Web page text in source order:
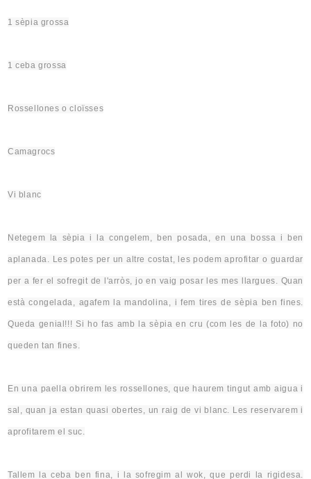
1 sèpia grossa
1 ceba grossa
Rossellones ocloïsses
Camagrocs
Vi blanc
Netegem la sèpia i la congelem, ben posada, en una bossa i ben
aplanada. Les potes per un altre costat, les podem aprofitar o guardar
per a fer el sofregit de l'arròs, jo en vaig posar les mes llargues. Quan
està congelada, agafem la mandolina, i fem tires de sèpia ben fines.
Queda genial!!! Si ho fas amb la sèpia en cru (com les de la foto) no
queden tan fines.
En una paella obrirem les rossellones, que haurem tingut amb aigua i
sal, quan ja estan quasi obertes, un raig de vi blanc. Les reservarem i
aprofitarem el suc.
Tallem la ceba ben fina, i la sofregim al wok, que perdi la rigidesa.